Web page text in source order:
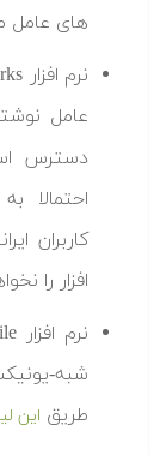
های عامل
عامل
دسترس
احتمالا
کاربران
افزار را
شبه-
طریق این